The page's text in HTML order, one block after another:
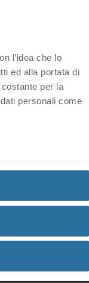
l’idea che lo
ed alla portata di
per la
personali come
Domini?
trovi l’elenco
nella sezione
miei Domini?
nella sezione